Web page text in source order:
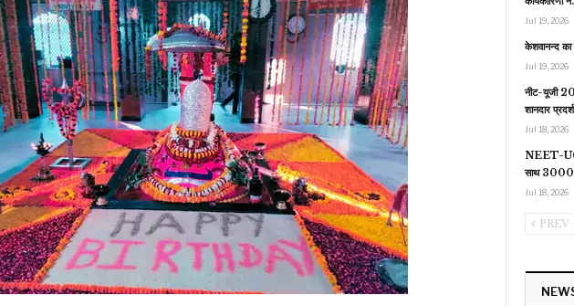
Jul 19, 2026
केशवानन्द का
Jul 19, 2026
नीट-यूजी
शानदार
Jul 18, 2026
NEET-UG
साथ 3000
Jul 18, 2026
PREV